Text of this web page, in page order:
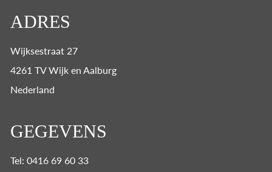
ADRES
Wijksestraat 27
4261 TV Wijk en Aalburg
Nederland
GEGEVENS
Tel: 0416 69 60 33